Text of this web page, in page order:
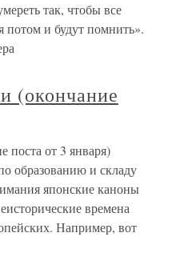
так, чтобы все
потом и будут помнить».
(окончание
поста от 3 января)
образованию и складу
японские каноны
времена
Например, вот